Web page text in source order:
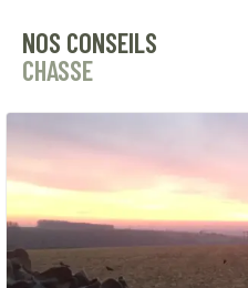
NOS CONSEILS
CHASSE